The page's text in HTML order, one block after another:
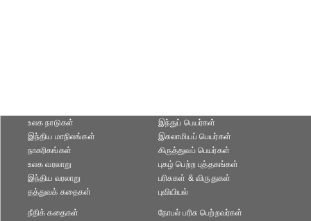
உலக நாடுகள்
இந்திய மாநிலங்கள்
நாகரிகங்கள்
இந்துப் பெயர்கள்
இசுலாமியப் பெயர்கள்
கிருத்துவப் பெயர்கள்
உலக வரலாறு
இந்திய வரலாறு
தத்துவக் கதைகள்
புகழ் பெற்ற புத்தகங்கள்
பரிசுகள் & விருதுகள்
புவியியல்
நீதிக் கதைகள்
நோபல் பரிசு‎ பெற்றவர்‎கள்